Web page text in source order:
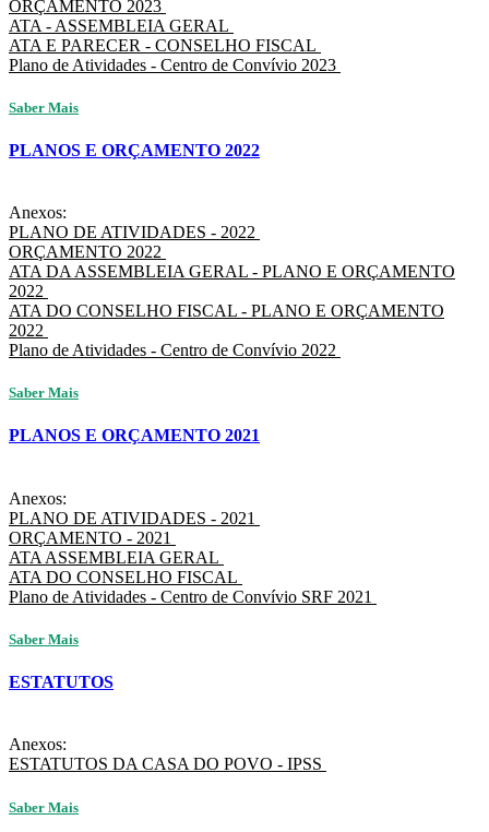
ORÇAMENTO 2023
ATA - ASSEMBLEIA GERAL
ATA E PARECER - CONSELHO FISCAL
Plano de Atividades - Centro de Convívio 2023
Saber Mais
PLANOS E ORÇAMENTO 2022
Anexos:
PLANO DE ATIVIDADES - 2022
ORÇAMENTO 2022
ATA DA ASSEMBLEIA GERAL - PLANO E ORÇAMENTO
2022
ATA DO CONSELHO FISCAL - PLANO E ORÇAMENTO
2022
Plano de Atividades - Centro de Convívio 2022
Saber Mais
PLANOS E ORÇAMENTO 2021
Anexos:
PLANO DE ATIVIDADES - 2021
ORÇAMENTO - 2021
ATA ASSEMBLEIA GERAL
ATA DO CONSELHO FISCAL
Plano de Atividades - Centro de Convívio SRF 2021
Saber Mais
ESTATUTOS
Anexos:
ESTATUTOS DA CASA DO POVO - IPSS
Saber Mais